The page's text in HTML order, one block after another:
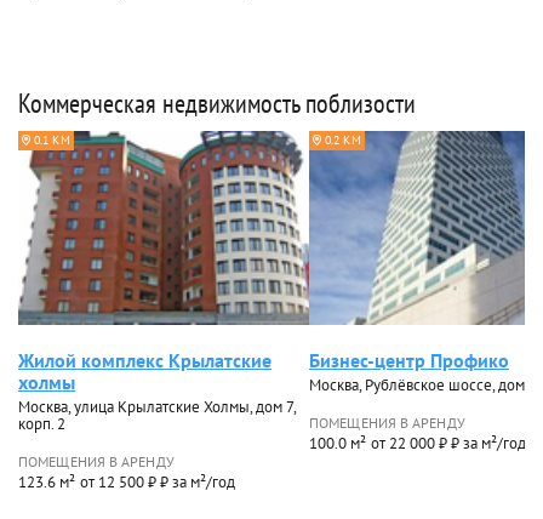
Коммерческая недвижимость поблизости
0.1 КМ
Жилой комплекс Крылатские
холмы
Москва, улица Крылатские Холмы, дом 7,
корп. 2
ПОМЕЩЕНИЯ В АРЕНДУ
123.6 м² от 12 500 ₽ ₽ за м²/год
0.2 КМ
Бизнес-центр Профико
Москва, Рублёвское шоссе, дом
ПОМЕЩЕНИЯ В АРЕНДУ
100.0 м² от 22 000 ₽ ₽ за м²/год